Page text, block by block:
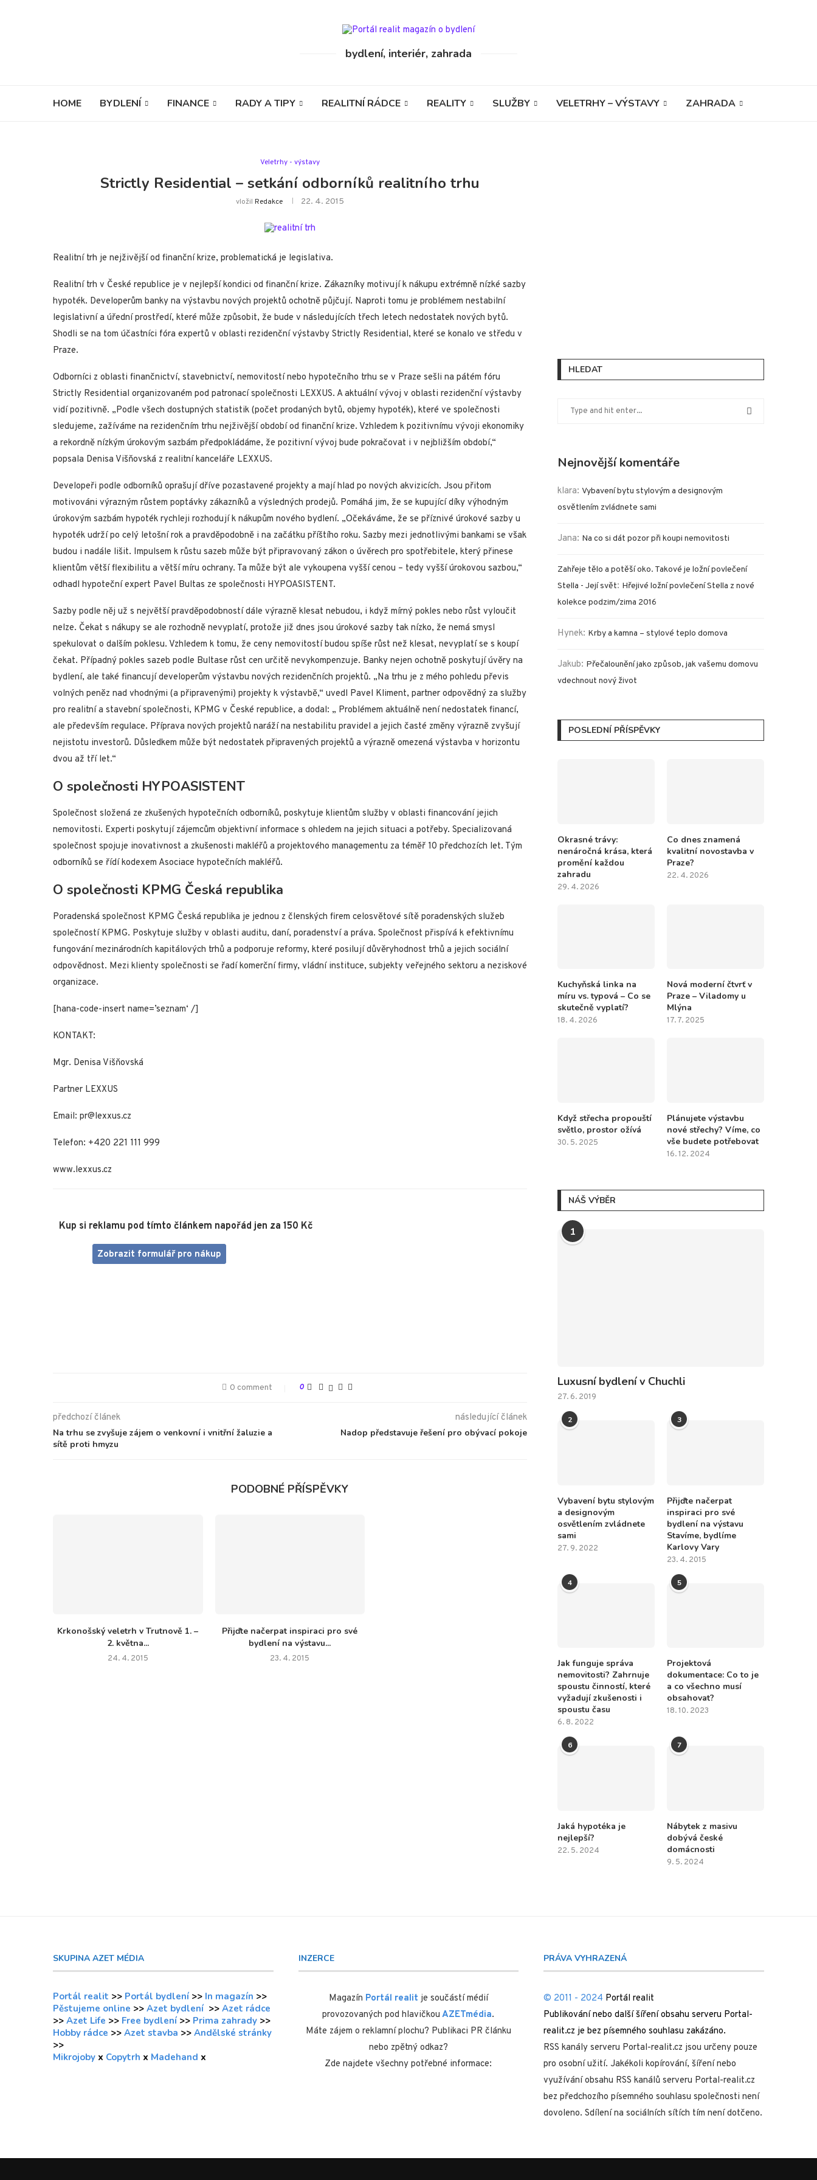
bydlení, interiér, zahrada
HOME BYDLENÍ FINANCE RADY A TIPY REALITNÍ RÁDCE REALITY SLUŽBY VELETRHY – VÝSTAVY ZAHRADA
Veletrhy - výstavy
Strictly Residential – setkání odborníků realitního trhu
vložil Redakce 22. 4. 2015
Realitní trh je nejživější od finanční krize, problematická je legislativa.
Realitní trh v České republice je v nejlepší kondici od finanční krize. Zákazníky motivují k nákupu extrémně nízké sazby
hypoték. Developerům banky na výstavbu nových projektů ochotně půjčují. Naproti tomu je problémem nestabilní
legislativní a úřední prostředí, které může způsobit, že bude v následujících třech letech nedostatek nových bytů.
Shodli se na tom účastníci fóra expertů v oblasti rezidenční výstavby Strictly Residential, které se konalo ve středu v
Praze.
Odborníci z oblasti finančnictví, stavebnictví, nemovitostí nebo hypotečního trhu se v Praze sešli na pátém fóru
Strictly Residential organizovaném pod patronací společnosti LEXXUS. A aktuální vývoj v oblasti rezidenční výstavby
vidí pozitivně. „Podle všech dostupných statistik (počet prodaných bytů, objemy hypoték), které ve společnosti
sledujeme, zažíváme na rezidenčním trhu nejživější období od finanční krize. Vzhledem k pozitivnímu vývoji ekonomiky
a rekordně nízkým úrokovým sazbám předpokládáme, že pozitivní vývoj bude pokračovat i v nejbližším období,“
popsala Denisa Višňovská z realitní kanceláře LEXXUS.
Developeři podle odborníků oprašují dříve pozastavené projekty a mají hlad po nových akvizicích. Jsou přitom
motivováni výrazným růstem poptávky zákazníků a výsledných prodejů. Pomáhá jim, že se kupující díky výhodným
úrokovým sazbám hypoték rychleji rozhodují k nákupům nového bydlení. „Očekáváme, že se příznivé úrokové sazby u
hypoték udrží po celý letošní rok a pravděpodobně i na začátku příštího roku. Sazby mezi jednotlivými bankami se však
budou i nadále lišit. Impulsem k růstu sazeb může být připravovaný zákon o úvěrech pro spotřebitele, který přinese
klientům větší flexibilitu a větší míru ochrany. Ta může být ale vykoupena vyšší cenou – tedy vyšší úrokovou sazbou,“
odhadl hypoteční expert Pavel Bultas ze společnosti HYPOASISTENT.
Sazby podle něj už s největší pravděpodobností dále výrazně klesat nebudou, i když mírný pokles nebo růst vyloučit
nelze. Čekat s nákupy se ale rozhodně nevyplatí, protože již dnes jsou úrokové sazby tak nízko, že nemá smysl
spekulovat o dalším poklesu. Vzhledem k tomu, že ceny nemovitostí budou spíše růst než klesat, nevyplatí se s koupí
čekat. Případný pokles sazeb podle Bultase růst cen určitě nevykompenzuje. Banky nejen ochotně poskytují úvěry na
bydlení, ale také financují developerům výstavbu nových rezidenčních projektů. „Na trhu je z mého pohledu převis
volných peněz nad vhodnými (a připravenými) projekty k výstavbě,“ uvedl Pavel Kliment, partner odpovědný za služby
pro realitní a stavební společnosti, KPMG v České republice, a dodal: „ Problémem aktuálně není nedostatek financí,
ale především regulace. Příprava nových projektů naráží na nestabilitu pravidel a jejich časté změny výrazně zvyšují
nejistotu investorů. Důsledkem může být nedostatek připravených projektů a výrazně omezená výstavba v horizontu
dvou až tří let.“
O společnosti HYPOASISTENT
Společnost složená ze zkušených hypotečních odborníků, poskytuje klientům služby v oblasti financování jejich
nemovitosti. Experti poskytují zájemcům objektivní informace s ohledem na jejich situaci a potřeby. Specializovaná
společnost spojuje inovativnost a zkušenosti makléřů a projektového managementu za téměř 10 předchozích let. Tým
odborníků se řídí kodexem Asociace hypotečních makléřů.
O společnosti KPMG Česká republika
Poradenská společnost KPMG Česká republika je jednou z členských firem celosvětové sítě poradenských služeb
společností KPMG. Poskytuje služby v oblasti auditu, daní, poradenství a práva. Společnost přispívá k efektivnímu
fungování mezinárodních kapitálových trhů a podporuje reformy, které posilují důvěryhodnost trhů a jejich sociální
odpovědnost. Mezi klienty společnosti se řadí komerční firmy, vládní instituce, subjekty veřejného sektoru a neziskové
organizace.
[hana-code-insert name=’seznam‘ /]
KONTAKT:
Mgr. Denisa Višňovská
Partner LEXXUS
Email: pr@lexxus.cz
Telefon: +420 221 111 999
www.lexxus.cz
Kup si reklamu pod tímto článkem napořád jen za 150 Kč
Zobrazit formulář pro nákup
0 comment 0
předchozí článek
Na trhu se zvyšuje zájem o venkovní i vnitřní žaluzie a
sítě proti hmyzu
následující článek
Nadop představuje řešení pro obývací pokoje
PODOBNÉ PŘÍSPĚVKY
Krkonošský veletrh v Trutnově 1. –
2. května...
24. 4. 2015
Přijďte načerpat inspiraci pro své
bydlení na výstavu...
23. 4. 2015
HLEDAT
Nejnovější komentáře
klara: Vybavení bytu stylovým a designovým
osvětlením zvládnete sami
Jana: Na co si dát pozor při koupi nemovitosti
Zahřeje tělo a potěší oko. Takové je ložní povlečení
Stella - Její svět: Hřejivé ložní povlečení Stella z nové
kolekce podzim/zima 2016
Hynek: Krby a kamna – stylové teplo domova
Jakub: Přečalounění jako způsob, jak vašemu domovu
vdechnout nový život
POSLEDNÍ PŘÍSPĚVKY
Okrasné trávy:
nenáročná krása, která
promění každou
zahradu
29. 4. 2026
Co dnes znamená
kvalitní novostavba v
Praze?
22. 4. 2026
Kuchyňská linka na
míru vs. typová – Co se
skutečně vyplatí?
18. 4. 2026
Nová moderní čtvrť v
Praze – Viladomy u
Mlýna
17. 7. 2025
Když střecha propouští
světlo, prostor ožívá
30. 5. 2025
Plánujete výstavbu
nové střechy? Víme, co
vše budete potřebovat
16. 12. 2024
NÁŠ VÝBĚR
1
Luxusní bydlení v Chuchli
27. 6. 2019
2
Vybavení bytu stylovým
a designovým
osvětlením zvládnete
sami
27. 9. 2022
3
Přijďte načerpat
inspiraci pro své
bydlení na výstavu
Stavíme, bydlíme
Karlovy Vary
23. 4. 2015
4
Jak funguje správa
nemovitosti? Zahrnuje
spoustu činností, které
vyžadují zkušenosti i
spoustu času
6. 8. 2022
5
Projektová
dokumentace: Co to je
a co všechno musí
obsahovat?
18. 10. 2023
6
Jaká hypotéka je
nejlepší?
22. 5. 2024
7
Nábytek z masivu
dobývá české
domácnosti
9. 5. 2024
SKUPINA AZET MÉDIA
Portál realit >> Portál bydlení >> In magazín >>
Pěstujeme online >> Azet bydlení >> Azet rádce
>> Azet Life >> Free bydlení >> Prima zahrady >>
Hobby rádce >> Azet stavba >> Andělské stránky
>>
Mikrojoby x Copytrh x Madehand x
INZERCE
Magazín Portál realit je součástí médií
provozovaných pod hlavičkou AZETmédia.
Máte zájem o reklamní plochu? Publikaci PR článku
nebo zpětný odkaz?
Zde najdete všechny potřebné informace:
PRÁVA VYHRAZENÁ
© 2011 - 2024 Portál realit
Publikování nebo další šíření obsahu serveru Portal-
realit.cz je bez písemného souhlasu zakázáno.
RSS kanály serveru Portal-realit.cz jsou určeny pouze
pro osobní užití. Jakékoli kopírování, šíření nebo
využívání obsahu RSS kanálů serveru Portal-realit.cz
bez předchozího písemného souhlasu společnosti není
dovoleno. Sdílení na sociálních sítích tím není dotčeno.